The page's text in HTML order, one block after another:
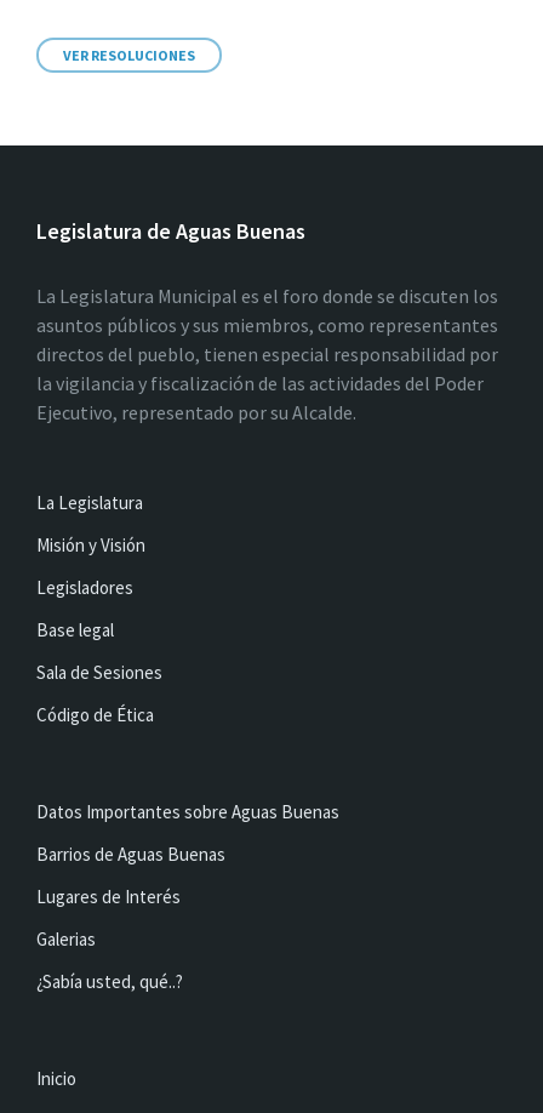
VER RESOLUCIONES
Legislatura de Aguas Buenas
La Legislatura Municipal es el foro donde se discuten los
asuntos públicos y sus miembros, como representantes
directos del pueblo, tienen especial responsabilidad por
la vigilancia y fiscalización de las actividades del Poder
Ejecutivo, representado por su Alcalde.
La Legislatura
Misión y Visión
Legisladores
Base legal
Sala de Sesiones
Código de Ética
Datos Importantes sobre Aguas Buenas
Barrios de Aguas Buenas
Lugares de Interés
Galerias
¿Sabía usted, qué..?
Inicio